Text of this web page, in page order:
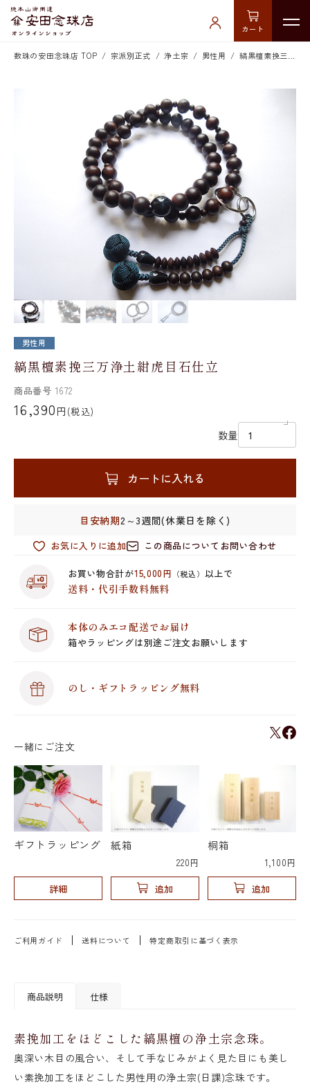
カート
数珠の安田念珠店 TOP 宗派別正式 浄土宗 男性用 縞黒檀素挽三万浄土紺虎目石仕立
男性用
縞黒檀素挽三万浄土紺虎目石仕立
商品番号 1672
16,390 円 (税込)
数量
カートに入れる
目安納期2～3週間(休業日を除く)
お気に入りに追加 この商品についてお問い合わせ
お買い物合計が15,000円 （税込） 以上で
送料・代引手数料無料
本体のみエコ配送でお届け
箱やラッピングは別途ご注文お願いします
のし・ギフトラッピング無料
一緒にご注文
ギフトラッピング
詳細
紙箱
220円
追加
桐箱
1,100円
追加
ご利用ガイド 送料について 特定商取引に基づく表示
商品説明 仕様
素挽加工をほどこした縞黒檀の浄土宗念珠。
奥深い木目の風合い、そして手なじみがよく見た目にも美し
い素挽加工をほどこした男性用の浄土宗(日課)念珠です。